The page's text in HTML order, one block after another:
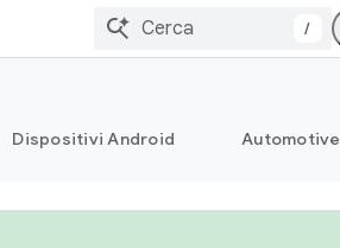
/
Dispositivi Android Automotive